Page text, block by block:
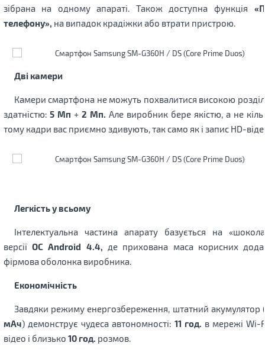
зібрана на одному апараті. Також доступна функція
телефону», на випадок крадіжки або втрати пристрою.
Дві камери
Камери смартфона не можуть похвалитися високою
здатністю:5 Мп +2 Мп. Але виробник бере якістю, а не
тому кадри вас приємно здивують, так само як і запис HD-
Легкість у всьому
Інтелектуальна частина апарату базується на
версії ОС Android 4.4, де прихована маса корисних
фірмова оболонка виробника.
Економічність
Завдяки режиму енергозбереження, штатний акумулятор
мАч) демонструє чудеса автономності: 11 год. в мережі Wi-
відео і близько 10 год. розмов.